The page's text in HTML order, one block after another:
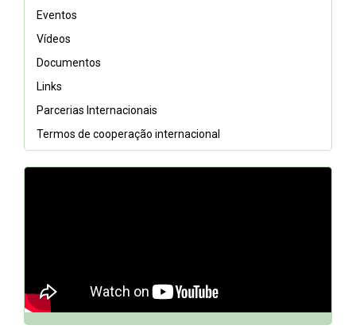
Eventos
Vídeos
Documentos
Links
Parcerias Internacionais
Termos de cooperação internacional